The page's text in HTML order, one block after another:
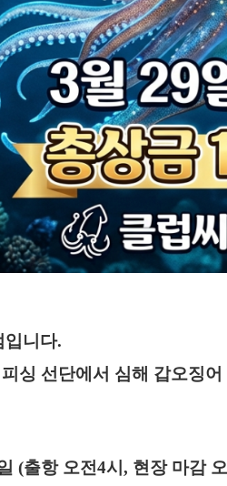
입니다.
싱 선단에서 심해 갑오징
(출항 오전4시 , 현장 마감